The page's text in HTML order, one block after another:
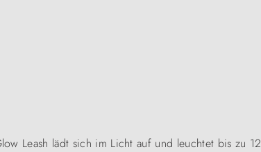
Leash lädt sich im Licht auf und leuchtet bis zu